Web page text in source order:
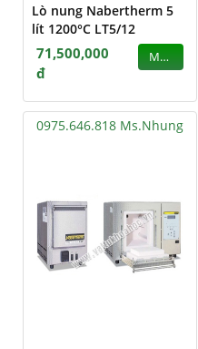
Lò nung Nabertherm 5
lít 1200°C LT5/12
71,500,000
đ
MUA
0975.646.818 Ms.Nhung